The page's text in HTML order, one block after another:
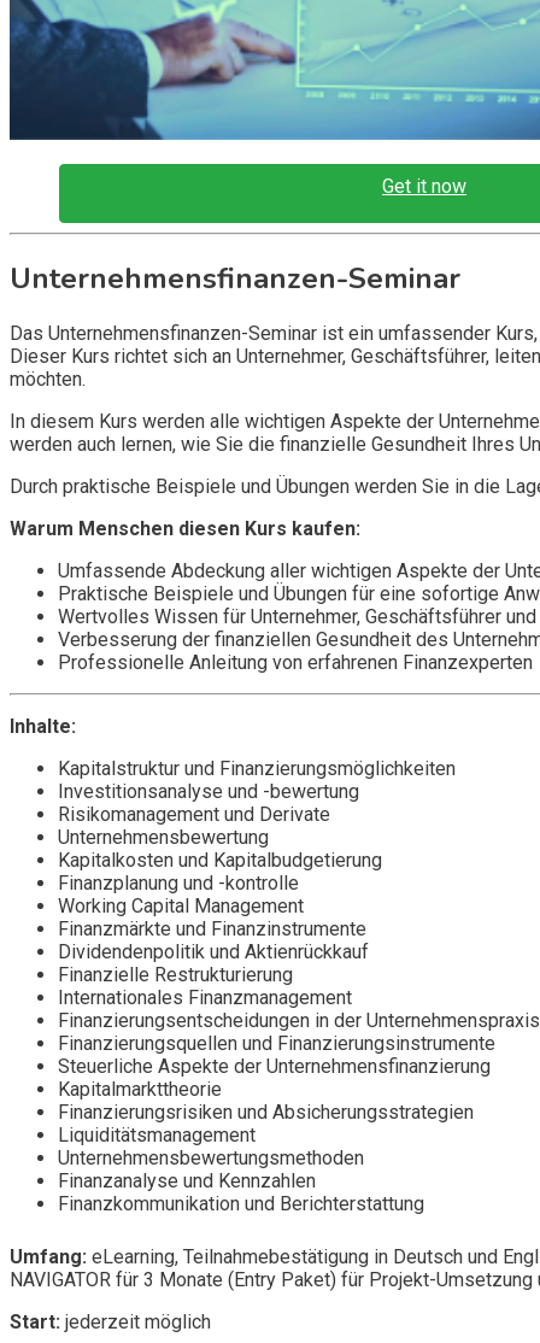
Get it now
Unternehmensfinanzen-Seminar
Das Unternehmensfinanzen-Seminar ist ein umfassender
Dieser Kurs richtet sich an Unternehmer, Geschäftsführer,
möchten.
In diesem Kurs werden alle wichtigen Aspekte der
werden auch lernen, wie Sie die finanzielle Gesundheit Ihres
Durch praktische Beispiele und Übungen werden Sie in die
Warum Menschen diesen Kurs kaufen:
Umfassende Abdeckung aller wichtigen Aspekte der
Praktische Beispiele und Übungen für eine sofortige
Wertvolles Wissen für Unternehmer, Geschäftsführer
Verbesserung der finanziellen Gesundheit des
Professionelle Anleitung von erfahrenen Finanzexperten
Inhalte:
Kapitalstruktur und Finanzierungsmöglichkeiten
Investitionsanalyse und -bewertung
Risikomanagement und Derivate
Unternehmensbewertung
Kapitalkosten und Kapitalbudgetierung
Finanzplanung und -kontrolle
Working Capital Management
Finanzmärkte und Finanzinstrumente
Dividendenpolitik und Aktienrückkauf
Finanzielle Restrukturierung
Internationales Finanzmanagement
Finanzierungsentscheidungen in der Unternehmenspraxis
Finanzierungsquellen und Finanzierungsinstrumente
Steuerliche Aspekte der Unternehmensfinanzierung
Kapitalmarkttheorie
Finanzierungsrisiken und Absicherungsstrategien
Liquiditätsmanagement
Unternehmensbewertungsmethoden
Finanzanalyse und Kennzahlen
Finanzkommunikation und Berichterstattung
Umfang: eLearning, Teilnahmebestätigung in Deutsch und
NAVIGATOR für 3 Monate (Entry Paket) für Projekt-
Start: jederzeit möglich